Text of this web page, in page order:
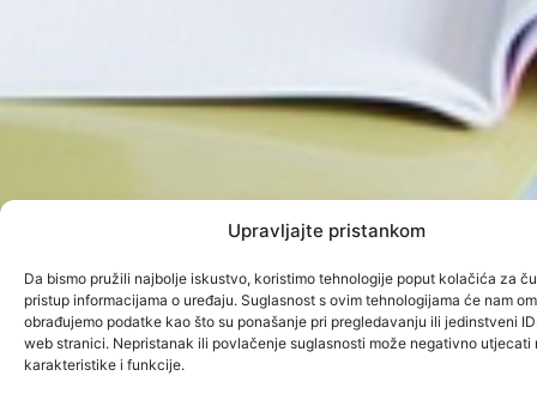
Upravljajte pristankom
Da bismo pružili najbolje iskustvo, koristimo tehnologije poput kolačića za
pristup informacijama o uređaju. Suglasnost s ovim tehnologijama će nam
obrađujemo podatke kao što su ponašanje pri pregledavanju ili jedinstveni
web stranici. Nepristanak ili povlačenje suglasnosti može negativno utjecati
karakteristike i funkcije.